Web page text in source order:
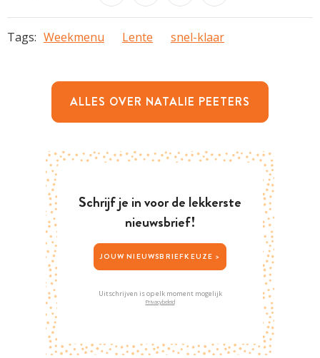
Tags: Weekmenu Lente snel-klaar
ALLES OVER NATALIE PEETERS
Schrijf je in voor de lekkerste
nieuwsbrief!
JOUW NIEUWSBRIEFKEUZE >
Uitschrijven is op elk moment mogelijk
Privacybeleid